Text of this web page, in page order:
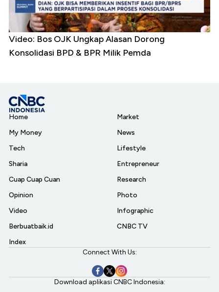
Video: Bos OJK Ungkap Alasan Dorong
Konsolidasi BPD & BPR Milik Pemda
Home
My Money
Tech
Sharia
Cuap Cuap Cuan
Opinion
Video
Berbuatbaik.id
Index
Market
News
Lifestyle
Entrepreneur
Research
Photo
Infographic
CNBC TV
Connect With Us:
Download aplikasi CNBC Indonesia: